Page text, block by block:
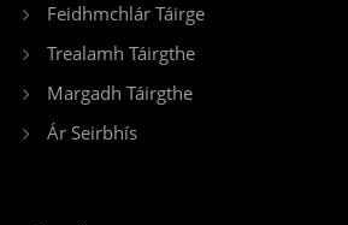
Feidhmchlár Táirge
Trealamh Táirgthe
Margadh Táirgthe
Ár Seirbhís